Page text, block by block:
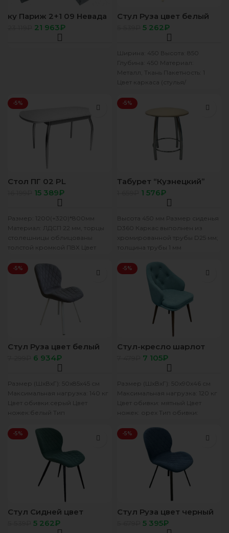
ку Париж 2+1 09 Невада
светлая бирюза
21 963₽
Стул Руза цвет белый
сиденье ткань Велюр 18
5 262₽
Ширина: 450 Высота: 850
Глубина: 450 Материал:
Металл, Ткань Пакетность: 1
Цвет каркаса (стулья/
(стулья/табуретки): Велюр 18
-5%
Стол ПГ 02 PL
1200(+320)*800 (ЛДСП
Серое, Цвет пластика
“Кумана”)+Компл ножек
15 389₽
Размер: 1200(+320)*800мм
Материал: ЛДСП 22 мм, торцы
столешницы облицованы
толстой кромкой ПВХ Цвет
Пластик) Стол (раздвижной)
выполнен
-5%
Табурет “Кузнецкий”
круглый (найс беж, сид.
d= 36 см)
1 576₽
Высота 450 мм Размер сиденья
D360 Каркас выполнен из
хромированной трубы D25 мм;
толщина трубы 1 мм
-5%
Стул Руза цвет белый
сиденье ткань Велюр/
БЭСТ серый
6 934₽
Размер (ШхВхГ): 50х85х45 см
Максимальная нагрузка: 140 кг
Цвет обивки:серый Цвет
ножек:белый Тип
Россия Гарантийный срок: 12
мес.
-5%
Стул-кресло шарлот
Стрейч-Велюр мятный.
опора ОРЕХ
7 105₽
Размер (ШхВхГ): 50х90х46 см
Максимальная нагрузка: 120 кг
Цвет обивки: мятный Цвет
ножек: орех Тип обивки:
Россия Гарантийный
-5%
Стул Сидней цвет
ЧЕРНЫЙ, сиденье ткань
СТРЕЙЧ-ВЕЛЮР Зеленый
5 262₽
-5%
Стул Руза цвет черный
сиденье ткань Велюр 18
5 395₽